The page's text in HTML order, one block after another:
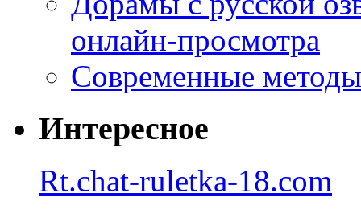
онлайн-просмотра
Современные
Интересное
Rt.chat-ruletka-18.com